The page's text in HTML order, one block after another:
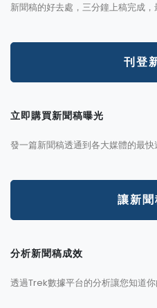
新聞稿的好去處，三分鐘上稿完成，
刊登
立即購買新聞稿曝光
發一篇新聞稿透通到各大媒體的最快
讓新
分析新聞稿成效
透過Trek數據平台的分析讓您知道